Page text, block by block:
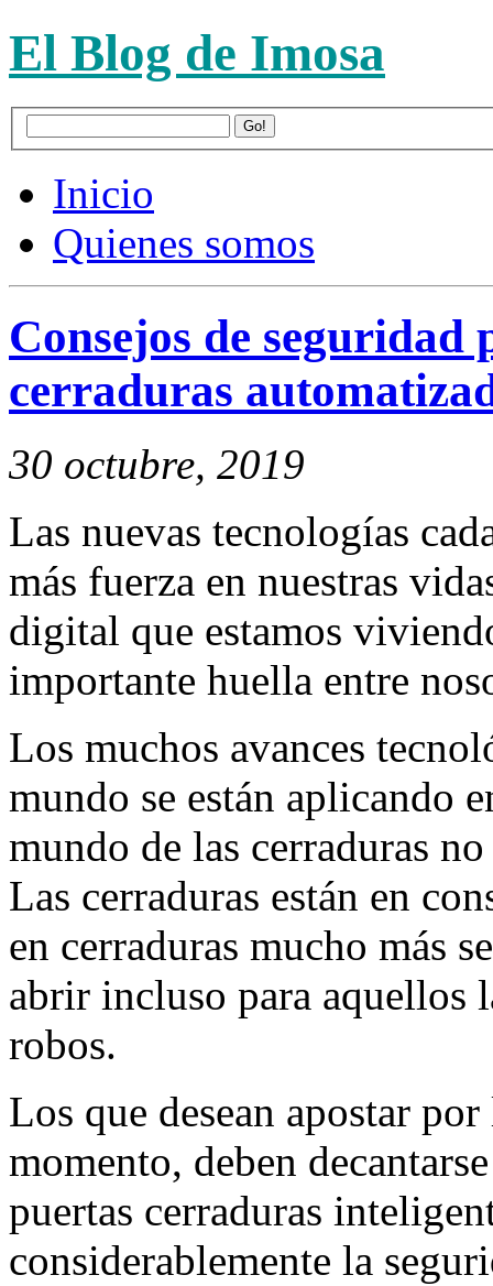
El Blog de Imosa
Inicio
Quienes somos
Consejos de seguridad
cerraduras
30 octubre, 2019
Las nuevas tecnologías
más fuerza en nuestras
digital que estamos
importante huella entre
Los muchos avances
mundo se están aplicando
mundo de las cerraduras
Las cerraduras están en
en cerraduras mucho más
abrir incluso para aquellos
robos.
Los que desean apostar
momento, deben
puertas cerraduras
considerablemente la